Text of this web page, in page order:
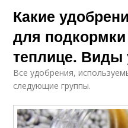
Какие
для
теплице. Виды
Все удобрения,
следующие группы.